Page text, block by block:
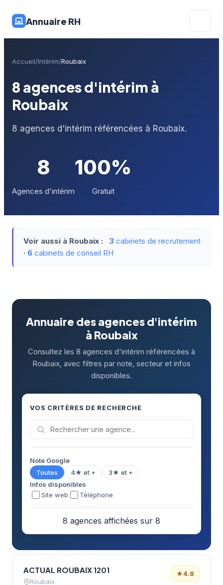
Annuaire RH
Accueil Intérim Roubaix
8 agences d'intérim à
Roubaix
8 agences d'intérim référencées à Roubaix.
8
Agences d'intérim
100%
Gratuit
Voir aussi à Roubaix : 3 cabinets de recrutement
· 6 cabinets de conseil RH
Annuaire des agences d'intérim
à Roubaix
Consultez les 8 agences d'intérim référencées à
Roubaix, avec filtres par note, secteur et infos
disponibles.
VOS CRITÈRES DE RECHERCHE
Note Google
Toutes
4★ et +
3★ et +
Infos disponibles
Site web
Téléphone
8 agences affichées sur 8
ACTUAL ROUBAIX 1201
Roubaix
★4.8